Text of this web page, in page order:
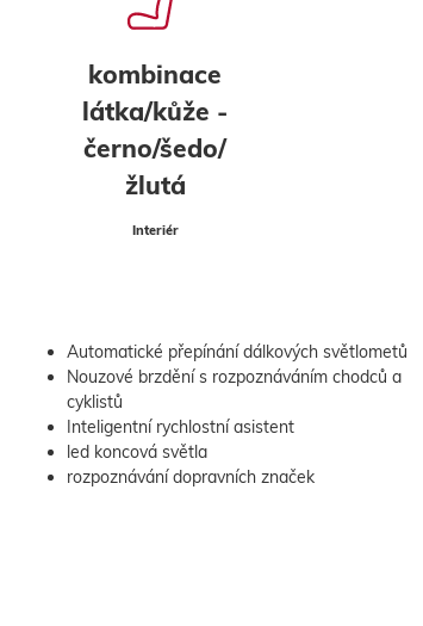
kombinace
látka/kůže -
černo/šedo/
žlutá
Interiér
Automatické přepínání dálkových světlometů
Nouzové brzdění s rozpoznáváním chodců a
cyklistů
Inteligentní rychlostní asistent
led koncová světla
rozpoznávání dopravních značek